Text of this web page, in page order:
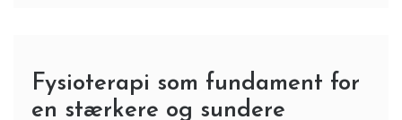
Fysioterapi som fundament for
en stærkere og sundere